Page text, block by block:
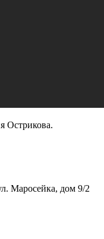
Острикова.
Маросейка, дом 9/2